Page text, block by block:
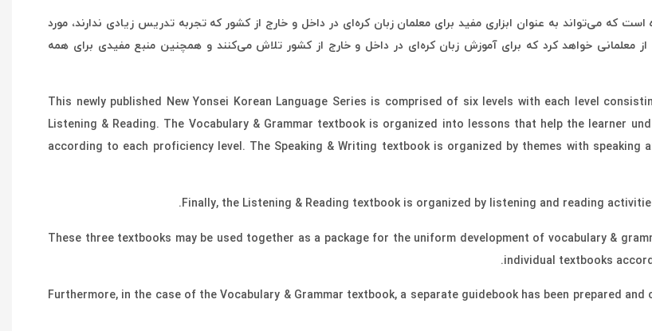
که می‌تواند به عنوان ابزاری مفید برای معلمان زبان کره‌ای در داخل و خارج از کشور که تجربه تدریس زیادی ندارند، مورد
معلمانی خواهد کرد که برای آموزش زبان کره‌ای در داخل و خارج از کشور تلاش می‌کنند و همچنین منبع مفیدی برای همه
This newly published New Yonsei Korean Language Series is comprised of six levels with each level
Listening & Reading. The Vocabulary & Grammar textbook is organized into lessons that help the learner
according to each proficiency level. The Speaking & Writing textbook is organized by themes with
Finally, the Listening & Reading textbook is organized by listening and reading
These three textbooks may be used together as a package for the uniform development of vocabulary &
individual textbooks
Furthermore, in the case of the Vocabulary & Grammar textbook, a separate guidebook has been prepared